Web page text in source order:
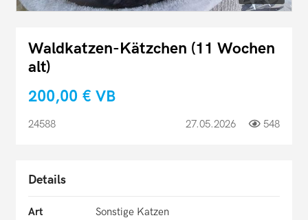
Waldkatzen-Kätzchen (11 Wochen
alt)
200,00 € VB
24588 27.05.2026 548
Details
Art
Sonstige Katzen